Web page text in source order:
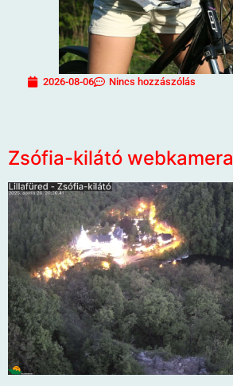
2026-08-06 Nincs hozzászólás
Zsófia-kilátó webkamera